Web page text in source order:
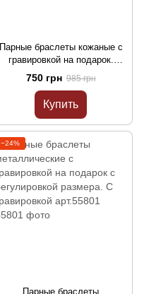
Парные браслеты кожаные с
гравировкой на подарок.
Индивидуальная гравировка
арт.42501
750 грн 985 грн
Купить
−24%
Парные браслеты